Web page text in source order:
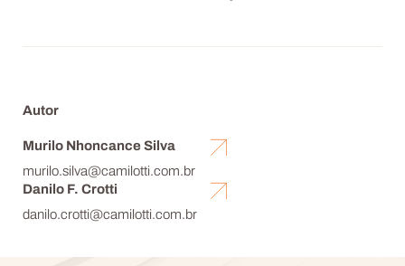
Autor
Murilo Nhoncance Silva
murilo.silva@camilotti.com.br
Danilo F. Crotti
danilo.crotti@camilotti.com.br